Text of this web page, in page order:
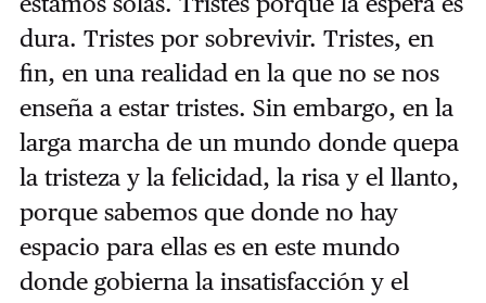
dura. Tristes por sobrevivir. Tristes, en
fin, en una realidad en la que no se nos
enseña a estar tristes. Sin embargo, en la
larga marcha de un mundo donde quepa
la tristeza y la felicidad, la risa y el llanto,
porque sabemos que donde no hay
espacio para ellas es en este mundo
donde gobierna la insatisfacción y el